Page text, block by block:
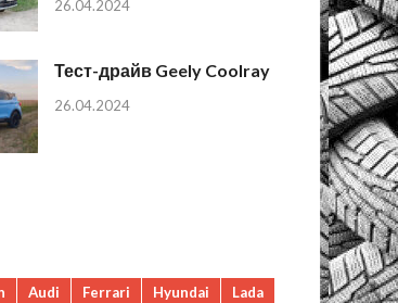
26.04.2024
Тест-драйв Geely Coolray
26.04.2024
Audi Ferrari Hyundai
Lada